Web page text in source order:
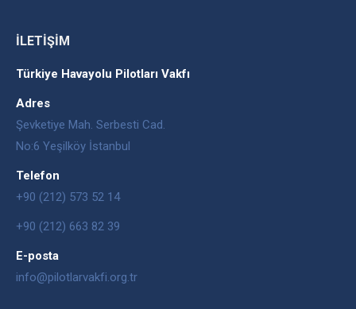
İLETİŞİM
Türkiye Havayolu Pilotları Vakfı
Adres
Şevketiye Mah. Serbesti Cad.
No:6 Yeşilköy İstanbul
Telefon
+90 (212) 573 52 14
+90 (212) 663 82 39
E-posta
info@pilotlarvakfi.org.tr